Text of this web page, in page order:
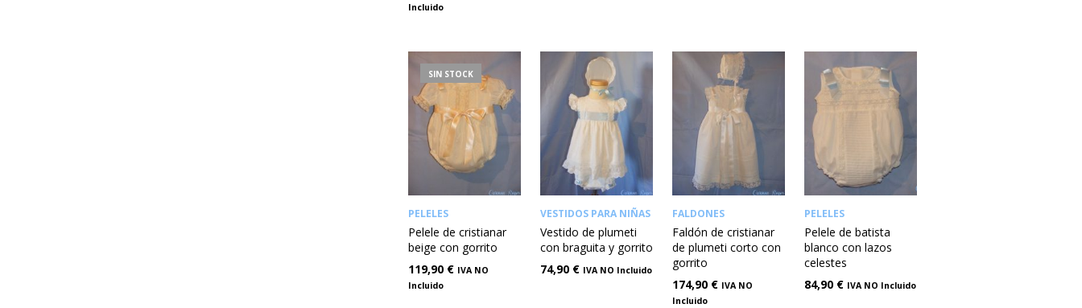
Incluido
SIN STOCK
PELELES
Pelele de cristianar
beige con gorrito
119,90 € IVA NO
Incluido
VESTIDOS PARA NIÑAS
Vestido de plumeti
con braguita y gorrito
74,90 € IVA NO Incluido
FALDONES
Faldón de cristianar
de plumeti corto con
gorrito
174,90 € IVA NO
Incluido
PELELES
Pelele de batista
blanco con lazos
celestes
84,90 € IVA NO Incluido